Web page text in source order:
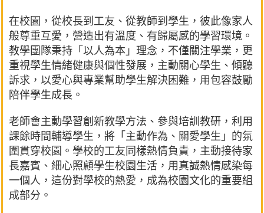
在校園，從校長到工友、從教師到學生，彼此像家人
般尊重互愛，營造出有溫度、有歸屬感的學習環境。
教學團隊秉持「以人為本」理念，不僅關注學業，更
重視學生情緒健康與個性發展，主動關心學生、傾聽
訴求，以愛心與專業幫助學生解決困難，用包容鼓勵
陪伴學生成長。
老師會主動學習創新教學方法、參與培訓教研，利用
課餘時間輔導學生，將「主動作為、關愛學生」的氛
圍貫穿校園。學校的工友同樣熱情負責，主動接待家
長嘉賓、細心照顧學生校園生活，用真誠熱情感染每
一個人，這份對學校的熱愛，成為校園文化的重要組
成部分。